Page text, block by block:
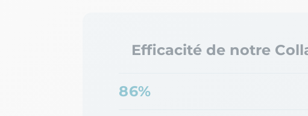
Efficacité de notre
86%